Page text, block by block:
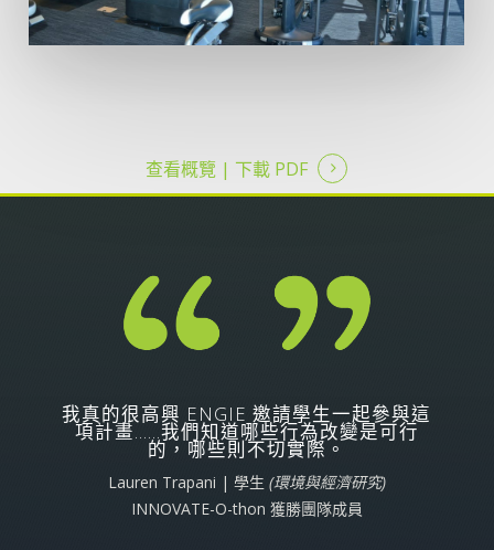
查看概覽 | 下載 PDF
我真的很高興 ENGIE 邀請學生一起參與這
項計畫……我們知道哪些行為改變是可行
的，哪些則不切實際。
Lauren Trapani | 學生 (環境與經濟研究)
INNOVATE-O-thon 獲勝團隊成員